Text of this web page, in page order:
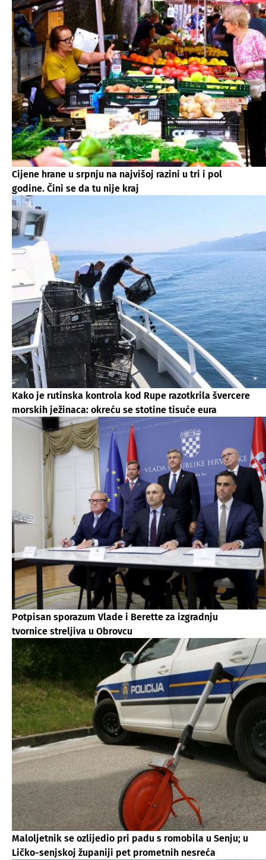
Cijene hrane u srpnju na najvišoj razini u tri i pol
godine. Čini se da tu nije kraj
Kako je rutinska kontrola kod Rupe razotkrila švercere
morskih ježinaca: okreću se stotine tisuće eura
Potpisan sporazum Vlade i Berette za izgradnju
tvornice streljiva u Obrovcu
Maloljetnik se ozlijedio pri padu s romobila u Senju; u
Ličko-senjskoj županiji pet prometnih nesreća